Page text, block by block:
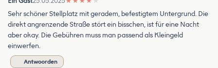
Sehr schöner Stellplatz mit geradem, befestigtem Untergrund. Die
direkt angrenzende Straße stört ein bisschen, ist für eine Nacht
aber okay. Die Gebühren muss man passend als Kleingeld
einwerfen.
Antwoorden